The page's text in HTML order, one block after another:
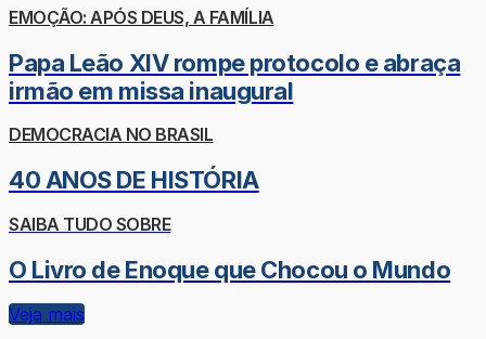
EMOÇÃO: APÓS DEUS, A FAMÍLIA
Papa Leão XIV rompe protocolo e abraça
irmão em missa inaugural
DEMOCRACIA NO BRASIL
40 ANOS DE HISTÓRIA
SAIBA TUDO SOBRE
O Livro de Enoque que Chocou o Mundo
Veja mais